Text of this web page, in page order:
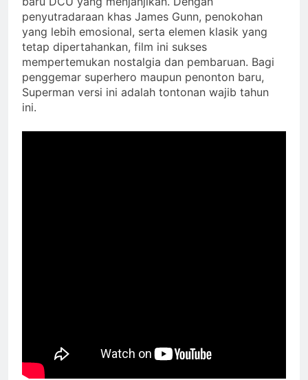
penyutradaraan khas James Gunn, penokohan
yang lebih emosional, serta elemen klasik yang
tetap dipertahankan, film ini sukses
mempertemukan nostalgia dan pembaruan. Bagi
penggemar superhero maupun penonton baru,
Superman versi ini adalah tontonan wajib tahun
ini.